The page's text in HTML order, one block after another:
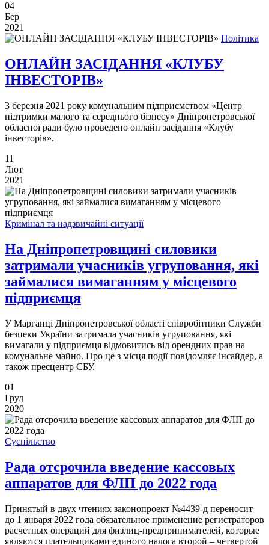
04
Бер
2021
Політика
ОНЛАЙН ЗАСІДАННЯ «КЛУБУ
ІНВЕСТОРІВ»
3 березня 2021 року комунальним підприємством «Центр
підтримки малого та середнього бізнесу» Дніпропетровської
обласної ради було проведено онлайн засідання «Клубу
інвесторів».
11
Лют
2021
Кримінал та надзвичайні ситуації
На Дніпропетровщині силовики
затримали учасників угруповання, які
займалися вимаганням у місцевого
підприємця
У Марганці Дніпропетровської області співробітники Служби
безпеки України затримала учасників угруповання, які
вимагали у підприємця відмовитись від орендних прав на
комунальне майно. Про це з місця події повідомляє інсайдер, а
також пресцентр СБУ.
01
Груд
2020
Суспільство
Рада отсрочила введение кассовых
аппаратов для ФЛП до 2022 года
Принятый в двух чтениях законопроект №4439-д переносит
до 1 января 2022 года обязательное применение регистраторов
расчетных операций для физлиц-предпринимателей, которые
являются плательщиками единого налога второй – четвертой